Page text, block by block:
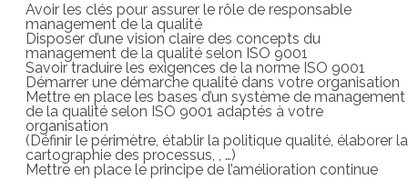
Avoir les clés pour assurer le rôle de responsable
management de la qualité
Disposer d’une vision claire des concepts du
management de la qualité selon ISO 9001
Savoir traduire les exigences de la norme ISO 9001
Démarrer une démarche qualité dans votre organisation
Mettre en place les bases d’un système de management
de la qualité selon ISO 9001 adaptés à votre
organisation
(Définir le périmètre, établir la politique qualité, élaborer la
cartographie des processus, , …)
Mettre en place le principe de l’amélioration continue